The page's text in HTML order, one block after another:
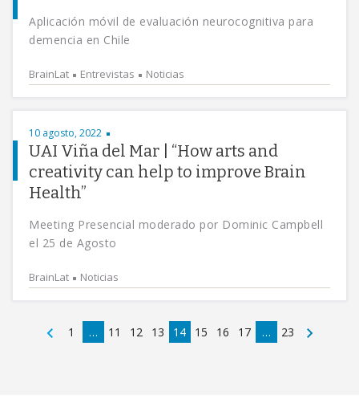
Aplicación móvil de evaluación neurocognitiva para
demencia en Chile
BrainLat Entrevistas Noticias
10 agosto, 2022
UAI Viña del Mar | “How arts and
creativity can help to improve Brain
Health”
Meeting Presencial moderado por Dominic Campbell
el 25 de Agosto
BrainLat Noticias
1 … 11 12 13 14 15 16 17 … 23